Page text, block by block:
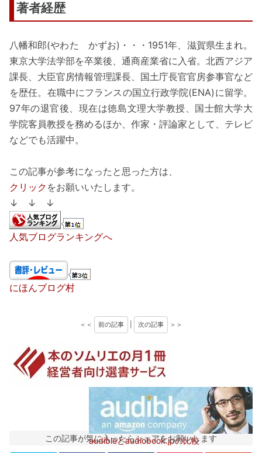
著者経歴
八幡和郎(やわた かずお)・・・1951年、滋賀県生まれ。
東京大学法学部を卒業後、通商産業省に入省。北西アジア
課長、大臣官房情報管理課長、国土庁長官官房参事官など
を歴任。在職中にフランスの国立行政学院(ENA)に留学。
97年の退官後、現在は徳島文理大学教授、国士館大学大
学院客員教授を務めるほか、作家・評論家として、テレビ
などでも活躍中。
この記事が参考になったと思った方は、
クリック をお願いいたします。
↓ ↓ ↓
人気ブログランキングへ
にほんブログ村
＜＜ 前の記事 次の記事 ＞＞
audibleとaudiobook.jpの比較
この記事が気に入ったらシェアをお願いします